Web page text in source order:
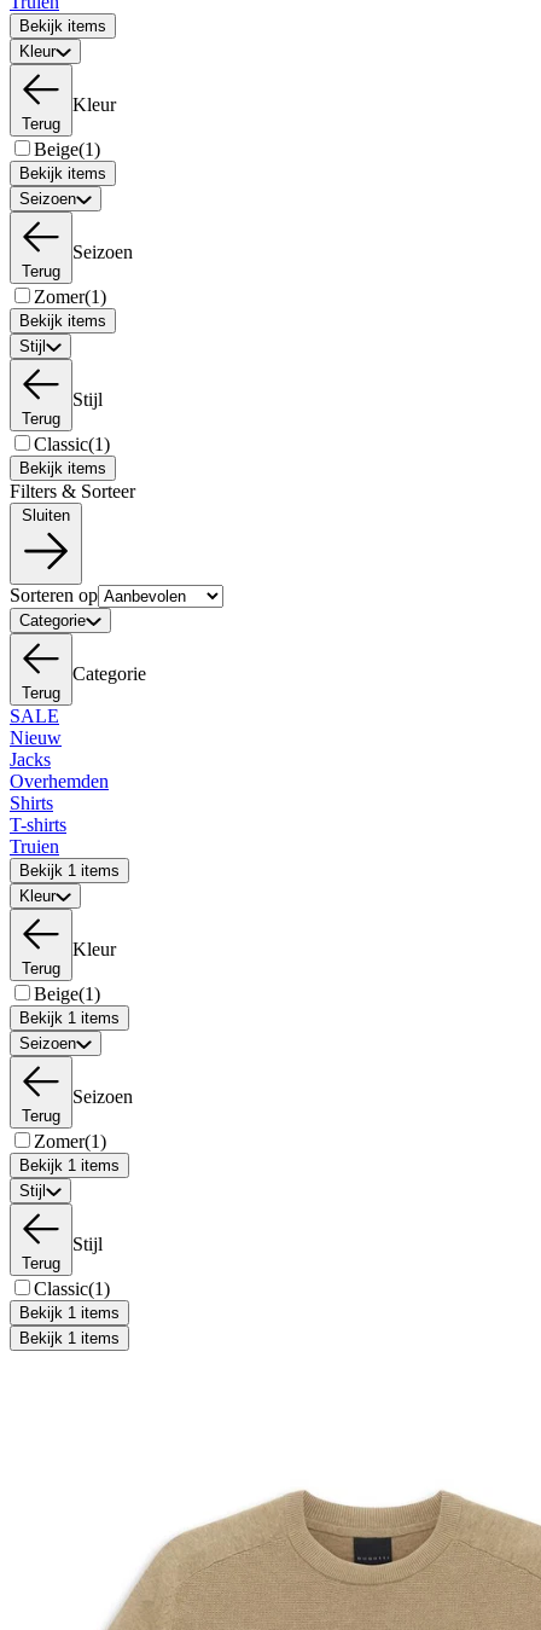
Bekijk items
Kleur
Terug
Kleur
Beige(1)
Bekijk items
Seizoen
Terug
Seizoen
Zomer(1)
Bekijk items
Stijl
Terug
Stijl
Classic(1)
Bekijk items
Filters & Sorteer
Sorteren op
Categorie
Terug
Categorie
SALE
Nieuw
Jacks
Overhemden
Shirts
T-shirts
Truien
Bekijk 1 items
Kleur
Terug
Kleur
Beige(1)
Bekijk 1 items
Seizoen
Terug
Seizoen
Zomer(1)
Bekijk 1 items
Stijl
Terug
Stijl
Classic(1)
Bekijk 1 items
Bekijk 1 items